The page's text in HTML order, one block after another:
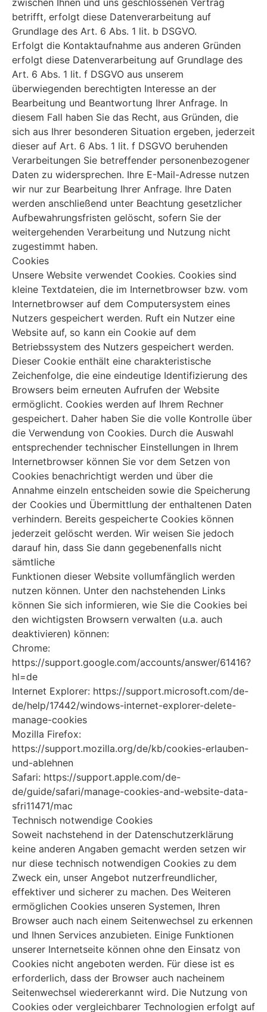
betrifft, erfolgt diese Datenverarbeitung auf
Grundlage des Art. 6 Abs. 1 lit. b DSGVO.
Erfolgt die Kontaktaufnahme aus anderen Gründen
erfolgt diese Datenverarbeitung auf Grundlage des
Art. 6 Abs. 1 lit. f DSGVO aus unserem
überwiegenden berechtigten Interesse an der
Bearbeitung und Beantwortung Ihrer Anfrage. In
diesem Fall haben Sie das Recht, aus Gründen, die
sich aus Ihrer besonderen Situation ergeben, jederzeit
dieser auf Art. 6 Abs. 1 lit. f DSGVO beruhenden
Verarbeitungen Sie betreffender personenbezogener
Daten zu widersprechen. Ihre E-Mail-Adresse nutzen
wir nur zur Bearbeitung Ihrer Anfrage. Ihre Daten
werden anschließend unter Beachtung gesetzlicher
Aufbewahrungsfristen gelöscht, sofern Sie der
weitergehenden Verarbeitung und Nutzung nicht
zugestimmt haben.
Cookies
Unsere Website verwendet Cookies. Cookies sind
kleine Textdateien, die im Internetbrowser bzw. vom
Internetbrowser auf dem Computersystem eines
Nutzers gespeichert werden. Ruft ein Nutzer eine
Website auf, so kann ein Cookie auf dem
Betriebssystem des Nutzers gespeichert werden.
Dieser Cookie enthält eine charakteristische
Zeichenfolge, die eine eindeutige Identifizierung des
Browsers beim erneuten Aufrufen der Website
ermöglicht. Cookies werden auf Ihrem Rechner
gespeichert. Daher haben Sie die volle Kontrolle über
die Verwendung von Cookies. Durch die Auswahl
entsprechender technischer Einstellungen in Ihrem
Internetbrowser können Sie vor dem Setzen von
Cookies benachrichtigt werden und über die
Annahme einzeln entscheiden sowie die Speicherung
der Cookies und Übermittlung der enthaltenen Daten
verhindern. Bereits gespeicherte Cookies können
jederzeit gelöscht werden. Wir weisen Sie jedoch
darauf hin, dass Sie dann gegebenenfalls nicht
sämtliche
Funktionen dieser Website vollumfänglich werden
nutzen können. Unter den nachstehenden Links
können Sie sich informieren, wie Sie die Cookies bei
den wichtigsten Browsern verwalten (u.a. auch
deaktivieren) können:
Chrome:
https://support.google.com/accounts/answer/61416?
hl=de
Internet Explorer: https://support.microsoft.com/de-
de/help/17442/windows-internet-explorer-delete-
manage-cookies
Mozilla Firefox:
https://support.mozilla.org/de/kb/cookies-erlauben-
und-ablehnen
Safari: https://support.apple.com/de-
de/guide/safari/manage-cookies-and-website-data-
sfri11471/mac
Technisch notwendige Cookies
Soweit nachstehend in der Datenschutzerklärung
keine anderen Angaben gemacht werden setzen wir
nur diese technisch notwendigen Cookies zu dem
Zweck ein, unser Angebot nutzerfreundlicher,
effektiver und sicherer zu machen. Des Weiteren
ermöglichen Cookies unseren Systemen, Ihren
Browser auch nach einem Seitenwechsel zu erkennen
und Ihnen Services anzubieten. Einige Funktionen
unserer Internetseite können ohne den Einsatz von
Cookies nicht angeboten werden. Für diese ist es
erforderlich, dass der Browser auch nacheinem
Seitenwechsel wiedererkannt wird. Die Nutzung von
Cookies oder vergleichbarer Technologien erfolgt auf